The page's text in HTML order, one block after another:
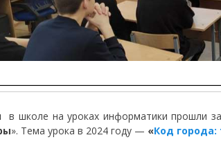
в школе на уроках информатики прошли
». Тема урока в 2024 году — «Код